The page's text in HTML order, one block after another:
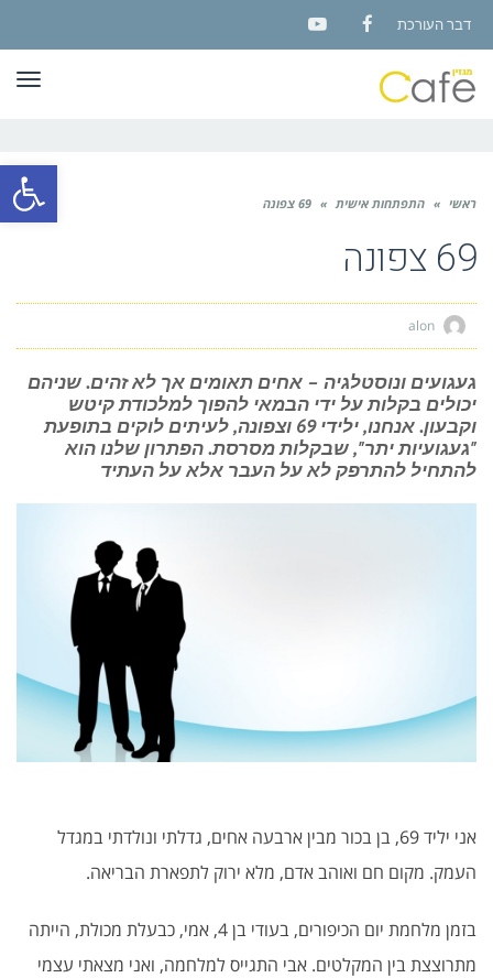
פתח
דבר העורכת
Facebook
YouTube
ראשי » התפתחות אישית » 69 צפונה
69 צפונה
געגועים ונוסטלגיה – אחים תאומים אך לא זהים. שניהם
יכולים בקלות על ידי הבמאי להפוך למלכודת קיטש
וקבעון. אנחנו, ילידי 69 וצפונה, לעיתים לוקים בתופעת
"געגועיות יתר", שבקלות מסרסת. הפתרון שלנו הוא
להתחיל להתרפק לא על העבר אלא על העתיד
אני יליד 69, בן בכור מבין ארבעה אחים, גדלתי ונולדתי במגדל
העמק. מקום חם ואוהב אדם, מלא ירוק לתפארת הבריאה.
בזמן מלחמת יום הכיפורים, בעודי בן 4, אמי, כבעלת מכולת, הייתה
מתרוצצת בין המקלטים. אבי התגייס למלחמה, ואני מצאתי עצמי